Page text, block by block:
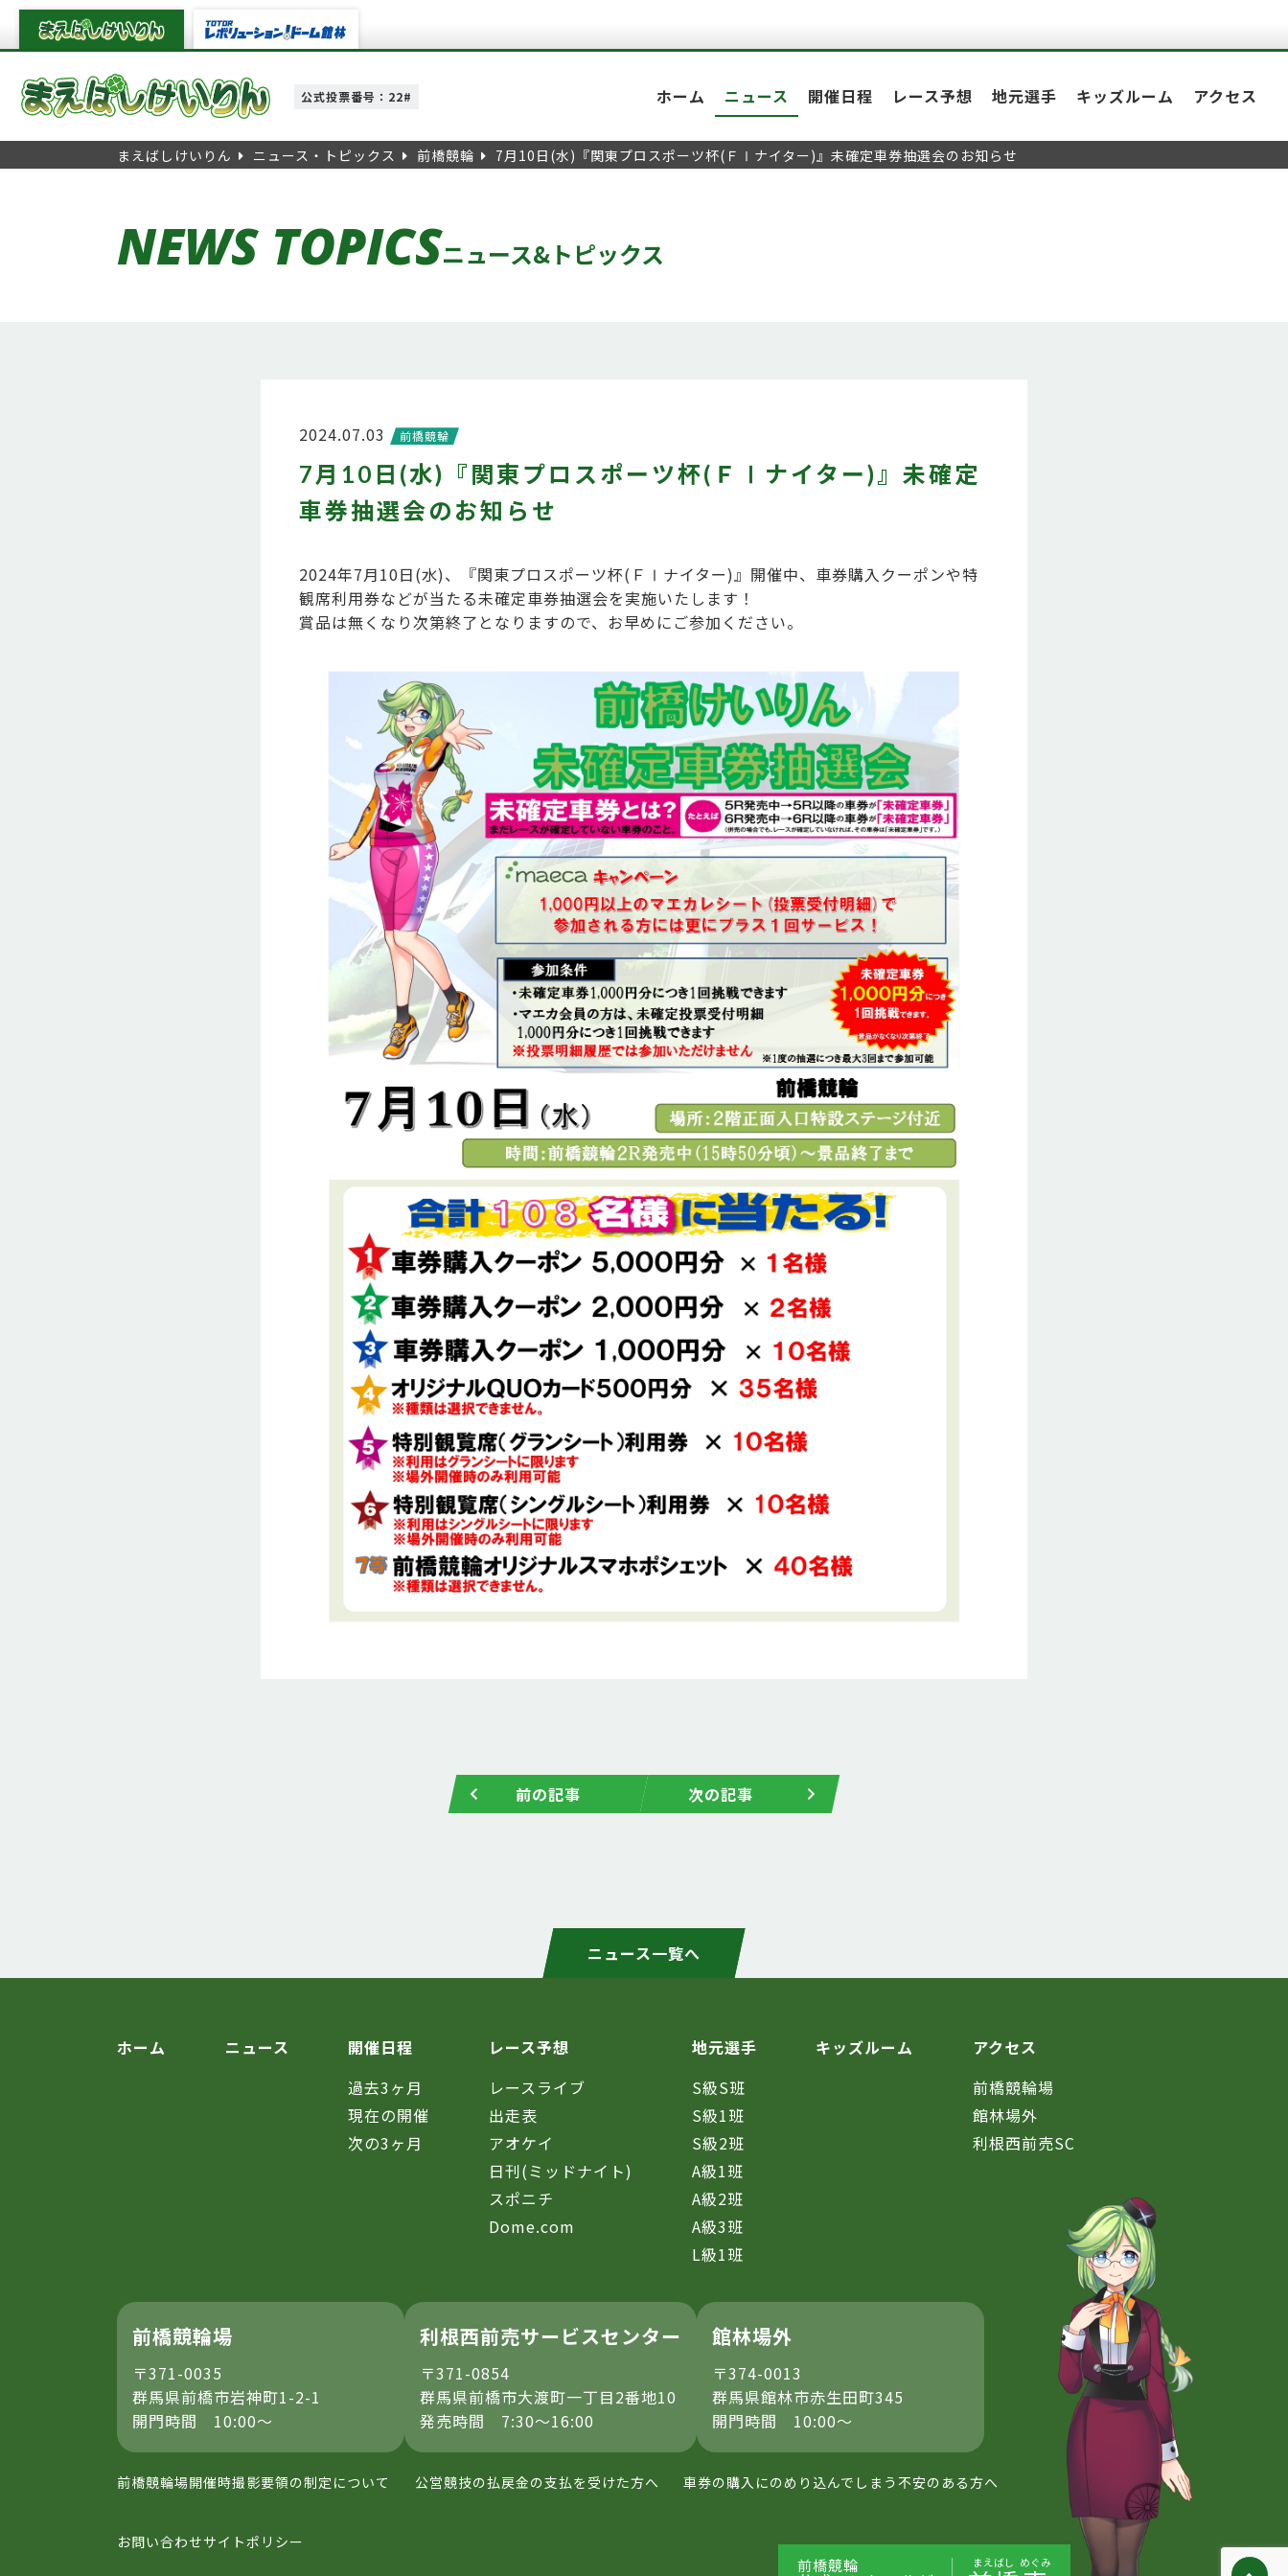
公式投票番号：22# ホーム ニュース 開催日程 レース予想 地元選手 キッズルーム アクセス
まえばしけいりん ニュース・トピックス 前橋競輪 7月10日(水)『関東プロスポーツ杯(ＦⅠナイター)』未確定車券抽選会のお知らせ
NEWS TOPICSニュース&トピックス
2024.07.03 前橋競輪
7月10日(水)『関東プロスポーツ杯(ＦⅠナイター)』未確定
車券抽選会のお知らせ
2024年7月10日(水)、『関東プロスポーツ杯(ＦⅠナイター)』開催中、車券購入クーポンや特
観席利用券などが当たる未確定車券抽選会を実施いたします！
賞品は無くなり次第終了となりますので、お早めにご参加ください。
前の記事 次の記事
ニュース一覧へ
ホーム ニュース
開催日程
過去3ヶ月
現在の開催
次の3ヶ月
レース予想
レースライブ
出走表
アオケイ
日刊(ミッドナイト)
スポニチ
Dome.com
地元選手
S級S班
S級1班
S級2班
A級1班
A級2班
A級3班
L級1班
キッズルーム
アクセス
前橋競輪場
館林場外
利根西前売SC
前橋競輪場
〒371-0035
群馬県前橋市岩神町1-2-1
開門時間 10:00～
利根西前売サービスセンター
〒371-0854
群馬県前橋市大渡町一丁目2番地10
発売時間 7:30～16:00
館林場外
〒374-0013
群馬県館林市赤生田町345
開門時間 10:00～
前橋競輪場開催時撮影要領の制定について 公営競技の払戻金の支払を受けた方へ 車券の購入にのめり込んでしまう不安のある方へ
お問い合わせサイトポリシー
前橋競輪 まえばし めぐみ